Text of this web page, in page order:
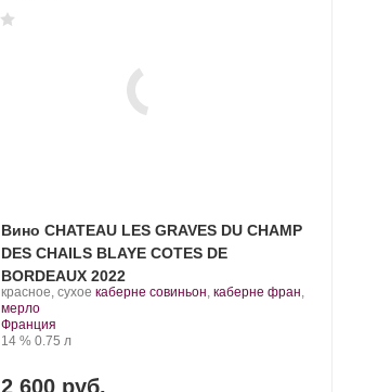
Вино CHATEAU LES GRAVES DU CHAMP
DES CHAILS BLAYE COTES DE
BORDEAUX 2022
красное, сухое .каберне совиньон, каберне фран,
мерло.
Регион:
Франция
Крепость
14 %. Объем
0.75 л
2 600 руб.